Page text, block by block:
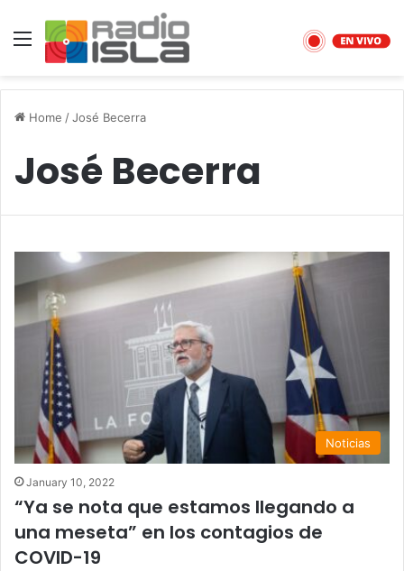
Menu
Home /José Becerra
José Becerra
Noticias
January 10, 2022
“Ya se nota que estamos llegando a
una meseta” en los contagios de
COVID-19